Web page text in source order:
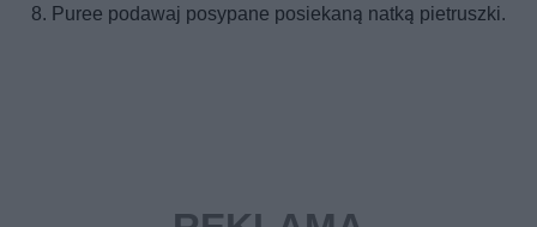
Puree podawaj posypane posiekaną natką pietruszki.